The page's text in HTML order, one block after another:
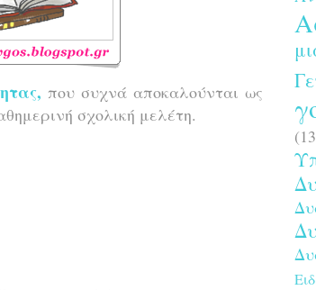
που συχνά αποκαλούνται ως
σχολική μελέτη.